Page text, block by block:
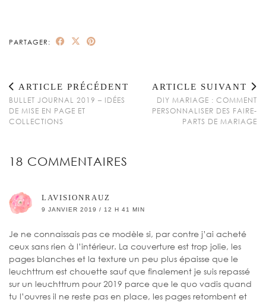
PARTAGER:
ARTICLE PRÉCÉDENT
BULLET JOURNAL 2019 – IDÉES
DE MISE EN PAGE ET
COLLECTIONS
ARTICLE SUIVANT
DIY MARIAGE : COMMENT
PERSONNALISER DES FAIRE-
PARTS DE MARIAGE
18 COMMENTAIRES
LAVISIONRAUZ
9 JANVIER 2019 / 12 H 41 MIN
Je ne connaissais pas ce modèle si, par contre j’ai acheté
ceux sans rien à l’intérieur. La couverture est trop jolie, les
pages blanches et la texture un peu plus épaisse que le
leuchttrum est chouette sauf que finalement je suis repassé
sur un leuchttrum pour 2019 parce que le quo vadis quand
tu l’ouvres il ne reste pas en place, les pages retombent et